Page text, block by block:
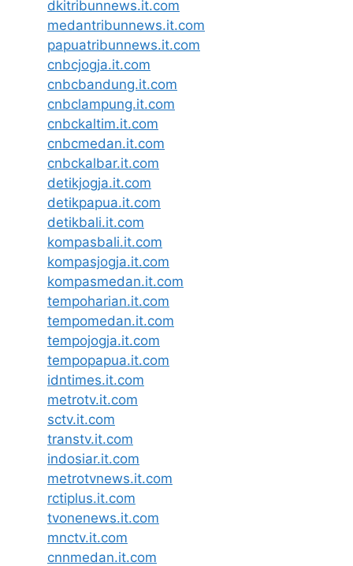
dkitribunnews.it.com
medantribunnews.it.com
papuatribunnews.it.com
cnbcjogja.it.com
cnbcbandung.it.com
cnbclampung.it.com
cnbckaltim.it.com
cnbcmedan.it.com
cnbckalbar.it.com
detikjogja.it.com
detikpapua.it.com
detikbali.it.com
kompasbali.it.com
kompasjogja.it.com
kompasmedan.it.com
tempoharian.it.com
tempomedan.it.com
tempojogja.it.com
tempopapua.it.com
idntimes.it.com
metrotv.it.com
sctv.it.com
transtv.it.com
indosiar.it.com
metrotvnews.it.com
rctiplus.it.com
tvonenews.it.com
mnctv.it.com
cnnmedan.it.com